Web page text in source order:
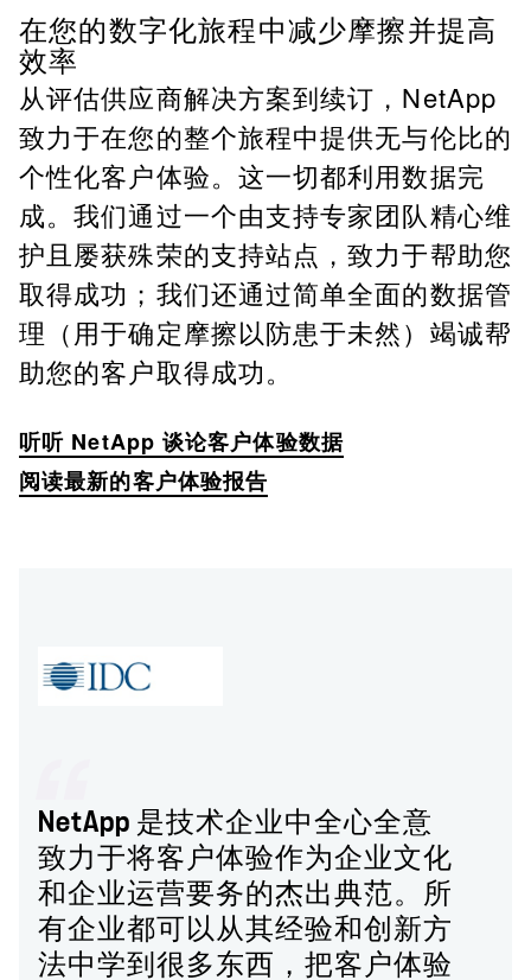
在您的数字化旅程中减少摩擦并提高
效率
从评估供应商解决方案到续订，NetApp
致力于在您的整个旅程中提供无与伦比的
个性化客户体验。这一切都利用数据完
成。我们通过一个由支持专家团队精心维
护且屡获殊荣的支持站点，致力于帮助您
取得成功；我们还通过简单全面的数据管
理（用于确定摩擦以防患于未然）竭诚帮
助您的客户取得成功。
听听 NetApp 谈论客户体验数据
阅读最新的客户体验报告
NetApp 是技术企业中全心全意
致力于将客户体验作为企业文化
和企业运营要务的杰出典范。所
有企业都可以从其经验和创新方
法中学到很多东西，把客户体验